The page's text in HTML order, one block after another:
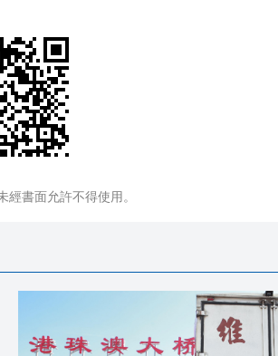
經書面允許不得使用。